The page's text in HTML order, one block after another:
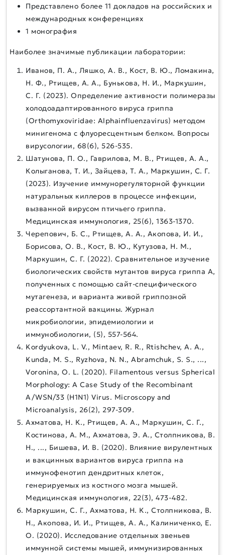
Представлено более 11 докладов на российских и
международных конференциях
1 монография
Наиболее значимые публикации лаборатории:
Иванов, П. А., Ляшко, А. В., Кост, В. Ю., Ломакина,
Н. Ф., Ртищев, А. А., Бунькова, Н. И., Маркушин,
С. Г. (2023). Определение активности полимеразы
холодоадаптированного вируса гриппа
(Orthomyxoviridae: Alphainfluenzavirus) методом
минигенома с флуоресцентным белком. Вопросы
вирусологии, 68(6), 526-535.
Шатунова, П. О., Гаврилова, М. В., Ртищев, А. А.,
Колыганова, Т. И., Зайцева, Т. А., Маркушин, С. Г.
(2023). Изучение иммунорегуляторной функции
натуральных киллеров в процессе инфекции,
вызванной вирусом птичьего гриппа.
Медицинская иммунология, 25(6), 1363-1370.
Черепович, Б. С., Ртищев, А. А., Акопова, И. И.,
Борисова, О. В., Кост, В. Ю., Кутузова, Н. М.,
Маркушин, С. Г. (2022). Сравнительное изучение
биологических свойств мутантов вируса гриппа А,
полученных с помощью сайт-специфического
мутагенеза, и варианта живой гриппозной
реассортантной вакцины. Журнал
микробиологии, эпидемиологии и
иммунобиологии, (5), 557-564.
Kordyukova, L. V., Mintaev, R. R., Rtishchev, A. A.,
Kunda, M. S., Ryzhova, N. N., Abramchuk, S. S., ...,
Voronina, O. L. (2020). Filamentous versus Spherical
Morphology: A Case Study of the Recombinant
A/WSN/33 (H1N1) Virus. Microscopy and
Microanalysis, 26(2), 297-309.
Ахматова, Н. К., Ртищев, А. А., Маркушин, С. Г.,
Костинова, А. М., Ахматова, Э. А., Столпникова, В.
Н., ..., Бишева, И. В. (2020). Влияние вирулентных
и вакцинных вариантов вируса гриппа на
иммунофенотип дендритных клеток,
генерируемых из костного мозга мышей.
Медицинская иммунология, 22(3), 473-482.
Маркушин, С. Г., Ахматова, Н. К., Столпникова, В.
Н., Акопова, И. И., Ртищев, А. А., Калиниченко, Е.
О. (2020). Исследование отдельных звеньев
иммунной системы мышей, иммунизированных